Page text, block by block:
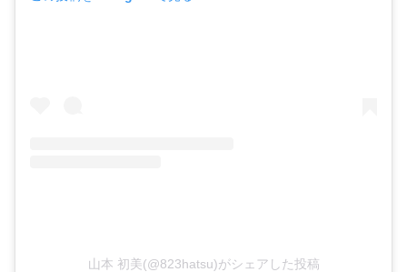
山本 初美(@823hatsu)がシェアした投稿